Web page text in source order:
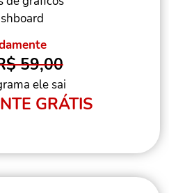
59,00
ele sai
GRÁTIS